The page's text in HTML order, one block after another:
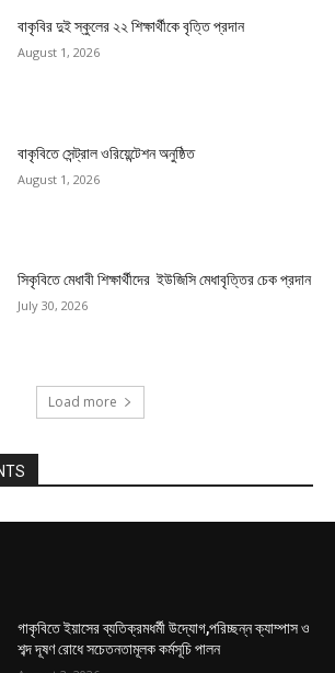
বাকৃবির দুই স্কুলের ২২ শিক্ষার্থীকে বৃত্তি প্রদান
August 1, 2026
বাকৃবিতে সেন্ট্রাল ওরিয়েন্টেশন অনুষ্ঠিত
August 1, 2026
সিকৃবিতে মেধাবী শিক্ষার্থীদের ইউজিসি মেধাবৃত্তির চেক প্রদান
July 30, 2026
Load more
গাকৃবিতে ইয়াসের ব্যতিক্রমধর্মী উদ্যোগ,পরিচ্ছন্ন ক্যাম্পাস ও
শব্দ দূষণ রোধে সচেতনতামূলক কর্মসূচি পালন